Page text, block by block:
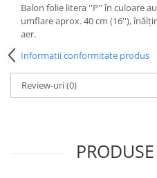
Balon folie litera ''P'' în culoare
umflare aprox. 40 cm (16''),
aer.
Informatii conformitate produs
Review-uri(0)